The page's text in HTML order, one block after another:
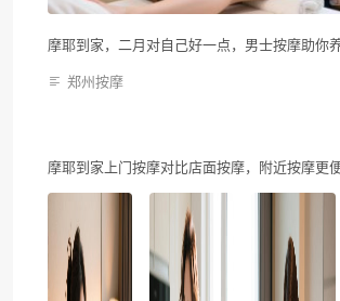
摩耶到家，二月对自己好一点，男士按摩助你
郑州按摩
摩耶到家上门按摩对比店面按摩，附近按摩更